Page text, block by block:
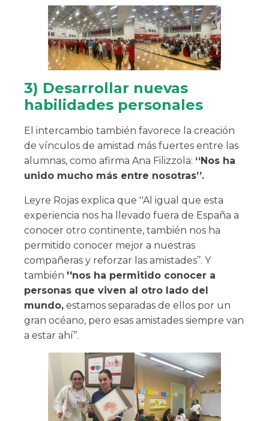
3) Desarrollar nuevas
habilidades personales
El intercambio también favorece la creación
de vínculos de amistad más fuertes entre las
alumnas, como afirma Ana Filizzola: ‘‘Nos ha
unido mucho más entre nosotras’’.
Leyre Rojas explica que ''Al igual que esta
experiencia nos ha llevado fuera de España a
conocer otro continente, también nos ha
permitido conocer mejor a nuestras
compañeras y reforzar las amistades’’. Y
también ''nos ha permitido conocer a
personas que viven al otro lado del
mundo, estamos separadas de ellos por un
gran océano, pero esas amistades siempre van
a estar ahí’’.